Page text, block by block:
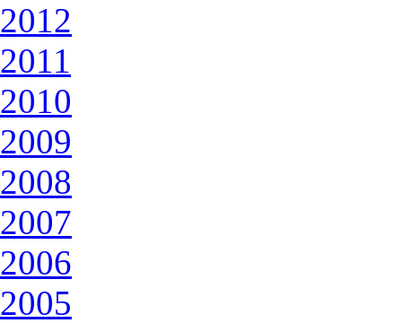
2012
2011
2010
2009
2008
2007
2006
2005